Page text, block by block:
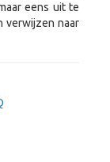
eens uit te
verwijzen naar